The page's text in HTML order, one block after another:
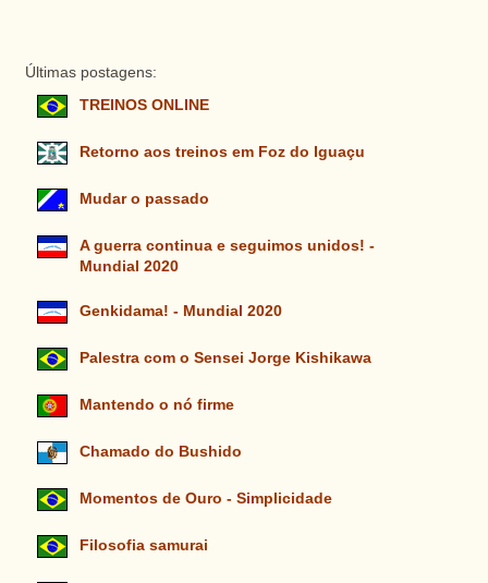
Últimas postagens:
TREINOS ONLINE
Retorno aos treinos em Foz do Iguaçu
Mudar o passado
A guerra continua e seguimos unidos! -
Mundial 2020
Genkidama! - Mundial 2020
Palestra com o Sensei Jorge Kishikawa
Mantendo o nó firme
Chamado do Bushido
Momentos de Ouro - Simplicidade
Filosofia samurai